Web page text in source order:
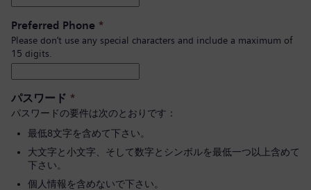
Preferred Phone *
Please don’t use any special characters and include a maximum of
15 digits.
パスワード *
パスワードの要件は次のとおりです：
最低8文字を含めて下さい。
大文字と小文字、そして数字とシンボルを最低一つ以上含めて
下さい。
個人情報を含めないで下さい。